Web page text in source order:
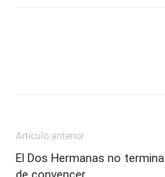
Artículo anterior
El Dos Hermanas no termina